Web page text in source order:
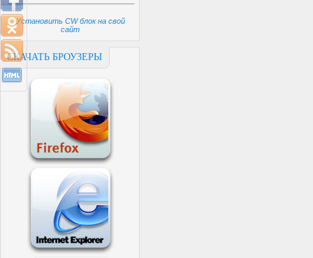
Установить CW блок на свой
сайт
СКАЧАТЬ БРОУЗЕРЫ